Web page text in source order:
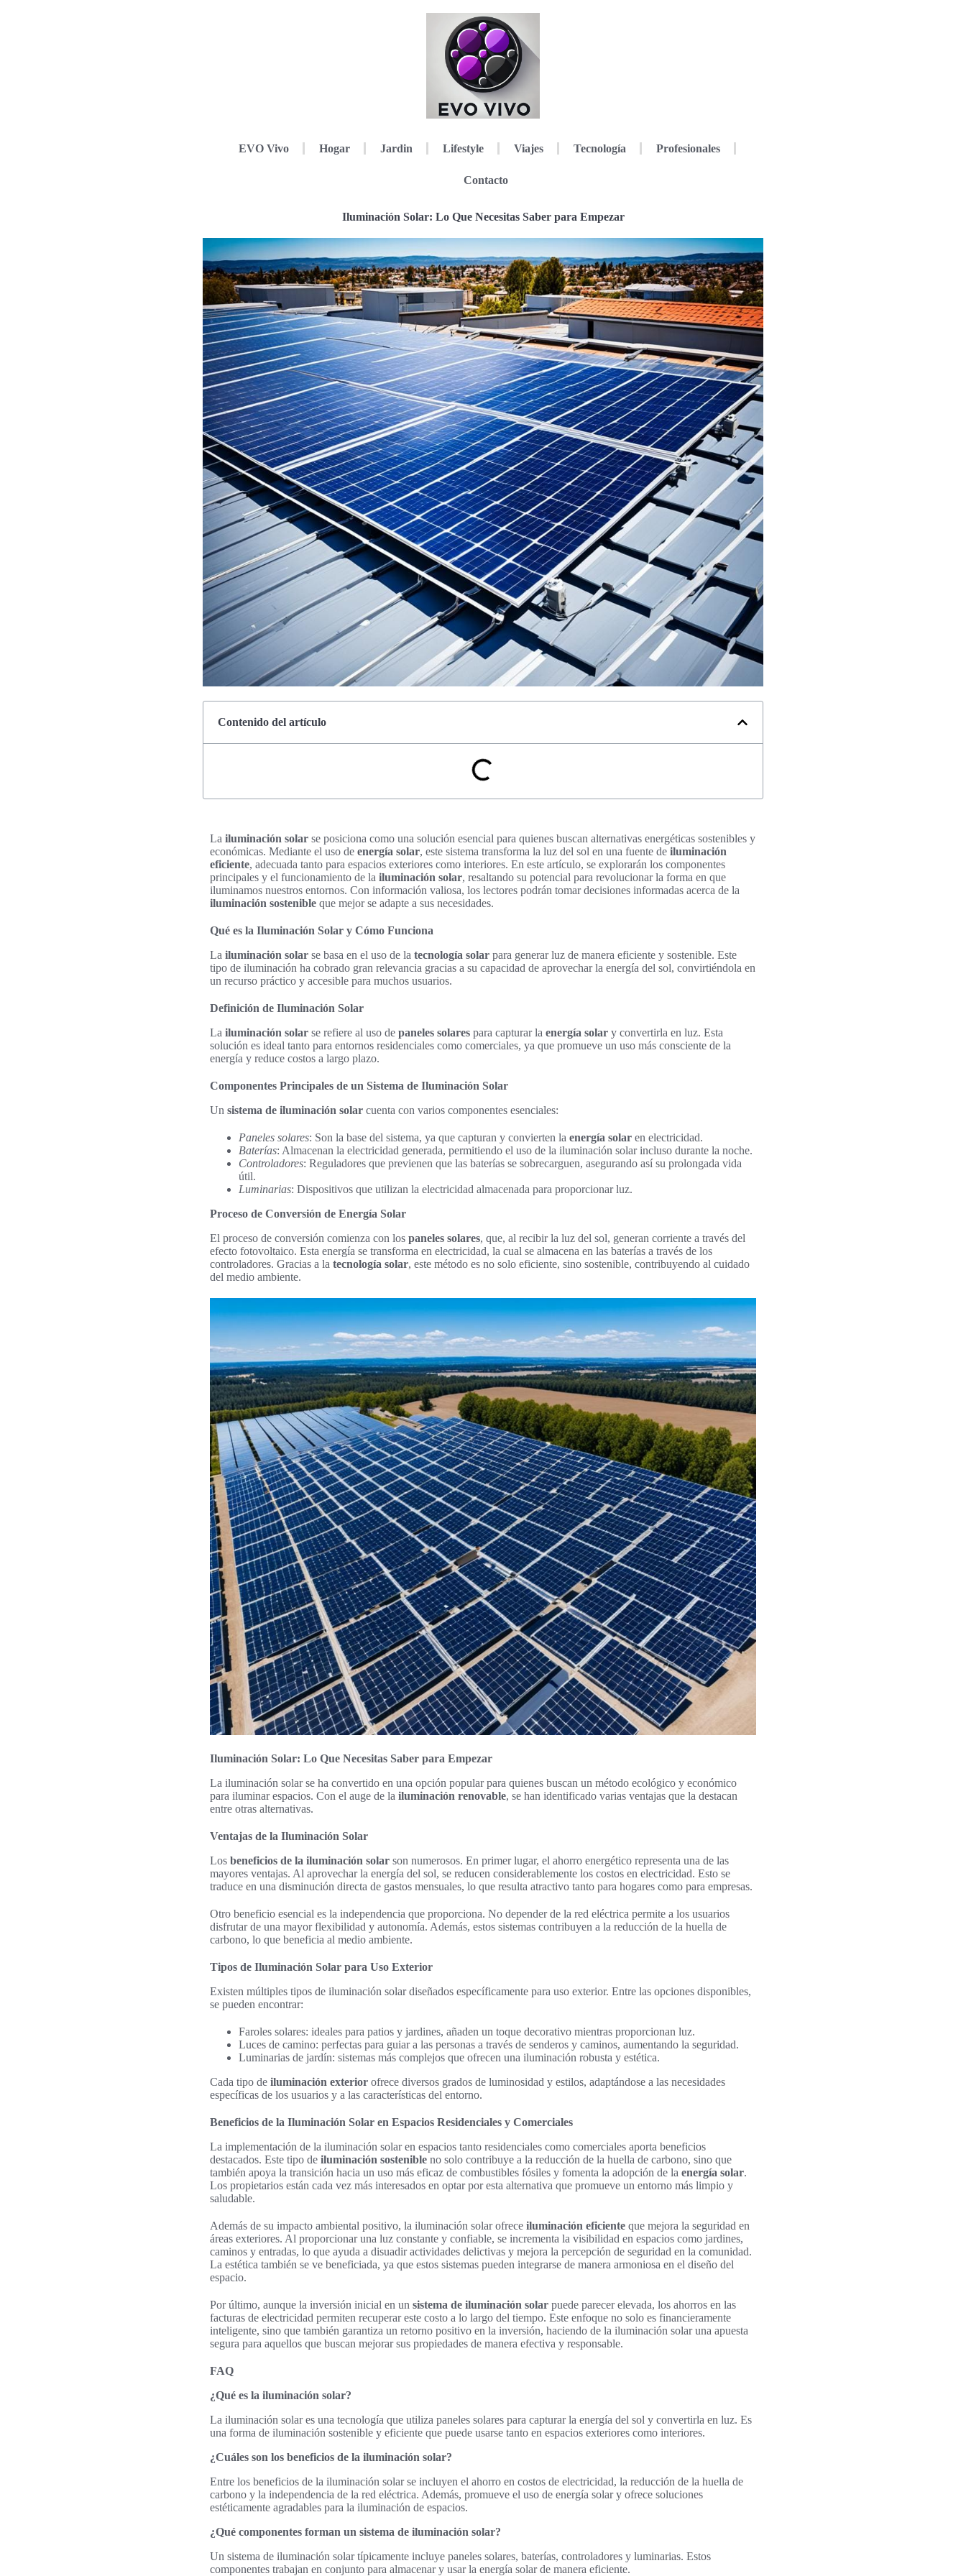
EVO Vivo Hogar Jardin Lifestyle Viajes Tecnología Profesionales
Contacto
Iluminación Solar: Lo Que Necesitas Saber para Empezar
Contenido del artículo
La iluminación solar se posiciona como una solución esencial para quienes buscan alternativas energéticas sostenibles y
económicas. Mediante el uso de energía solar, este sistema transforma la luz del sol en una fuente de iluminación
eficiente, adecuada tanto para espacios exteriores como interiores. En este artículo, se explorarán los componentes
principales y el funcionamiento de la iluminación solar, resaltando su potencial para revolucionar la forma en que
iluminamos nuestros entornos. Con información valiosa, los lectores podrán tomar decisiones informadas acerca de la
iluminación sostenible que mejor se adapte a sus necesidades.
Qué es la Iluminación Solar y Cómo Funciona
La iluminación solar se basa en el uso de la tecnología solar para generar luz de manera eficiente y sostenible. Este
tipo de iluminación ha cobrado gran relevancia gracias a su capacidad de aprovechar la energía del sol, convirtiéndola en
un recurso práctico y accesible para muchos usuarios.
Definición de Iluminación Solar
La iluminación solar se refiere al uso de paneles solares para capturar la energía solar y convertirla en luz. Esta
solución es ideal tanto para entornos residenciales como comerciales, ya que promueve un uso más consciente de la
energía y reduce costos a largo plazo.
Componentes Principales de un Sistema de Iluminación Solar
Un sistema de iluminación solar cuenta con varios componentes esenciales:
Paneles solares: Son la base del sistema, ya que capturan y convierten la energía solar en electricidad.
Baterías: Almacenan la electricidad generada, permitiendo el uso de la iluminación solar incluso durante la noche.
Controladores: Reguladores que previenen que las baterías se sobrecarguen, asegurando así su prolongada vida
útil.
Luminarias: Dispositivos que utilizan la electricidad almacenada para proporcionar luz.
Proceso de Conversión de Energía Solar
El proceso de conversión comienza con los paneles solares, que, al recibir la luz del sol, generan corriente a través del
efecto fotovoltaico. Esta energía se transforma en electricidad, la cual se almacena en las baterías a través de los
controladores. Gracias a la tecnología solar, este método es no solo eficiente, sino sostenible, contribuyendo al cuidado
del medio ambiente.
Iluminación Solar: Lo Que Necesitas Saber para Empezar
La iluminación solar se ha convertido en una opción popular para quienes buscan un método ecológico y económico
para iluminar espacios. Con el auge de la iluminación renovable, se han identificado varias ventajas que la destacan
entre otras alternativas.
Ventajas de la Iluminación Solar
Los beneficios de la iluminación solar son numerosos. En primer lugar, el ahorro energético representa una de las
mayores ventajas. Al aprovechar la energía del sol, se reducen considerablemente los costos en electricidad. Esto se
traduce en una disminución directa de gastos mensuales, lo que resulta atractivo tanto para hogares como para empresas.
Otro beneficio esencial es la independencia que proporciona. No depender de la red eléctrica permite a los usuarios
disfrutar de una mayor flexibilidad y autonomía. Además, estos sistemas contribuyen a la reducción de la huella de
carbono, lo que beneficia al medio ambiente.
Tipos de Iluminación Solar para Uso Exterior
Existen múltiples tipos de iluminación solar diseñados específicamente para uso exterior. Entre las opciones disponibles,
se pueden encontrar:
Faroles solares: ideales para patios y jardines, añaden un toque decorativo mientras proporcionan luz.
Luces de camino: perfectas para guiar a las personas a través de senderos y caminos, aumentando la seguridad.
Luminarias de jardín: sistemas más complejos que ofrecen una iluminación robusta y estética.
Cada tipo de iluminación exterior ofrece diversos grados de luminosidad y estilos, adaptándose a las necesidades
específicas de los usuarios y a las características del entorno.
Beneficios de la Iluminación Solar en Espacios Residenciales y Comerciales
La implementación de la iluminación solar en espacios tanto residenciales como comerciales aporta beneficios
destacados. Este tipo de iluminación sostenible no solo contribuye a la reducción de la huella de carbono, sino que
también apoya la transición hacia un uso más eficaz de combustibles fósiles y fomenta la adopción de la energía solar.
Los propietarios están cada vez más interesados en optar por esta alternativa que promueve un entorno más limpio y
saludable.
Además de su impacto ambiental positivo, la iluminación solar ofrece iluminación eficiente que mejora la seguridad en
áreas exteriores. Al proporcionar una luz constante y confiable, se incrementa la visibilidad en espacios como jardines,
caminos y entradas, lo que ayuda a disuadir actividades delictivas y mejora la percepción de seguridad en la comunidad.
La estética también se ve beneficiada, ya que estos sistemas pueden integrarse de manera armoniosa en el diseño del
espacio.
Por último, aunque la inversión inicial en un sistema de iluminación solar puede parecer elevada, los ahorros en las
facturas de electricidad permiten recuperar este costo a lo largo del tiempo. Este enfoque no solo es financieramente
inteligente, sino que también garantiza un retorno positivo en la inversión, haciendo de la iluminación solar una apuesta
segura para aquellos que buscan mejorar sus propiedades de manera efectiva y responsable.
FAQ
¿Qué es la iluminación solar?
La iluminación solar es una tecnología que utiliza paneles solares para capturar la energía del sol y convertirla en luz. Es
una forma de iluminación sostenible y eficiente que puede usarse tanto en espacios exteriores como interiores.
¿Cuáles son los beneficios de la iluminación solar?
Entre los beneficios de la iluminación solar se incluyen el ahorro en costos de electricidad, la reducción de la huella de
carbono y la independencia de la red eléctrica. Además, promueve el uso de energía solar y ofrece soluciones
estéticamente agradables para la iluminación de espacios.
¿Qué componentes forman un sistema de iluminación solar?
Un sistema de iluminación solar típicamente incluye paneles solares, baterías, controladores y luminarias. Estos
componentes trabajan en conjunto para almacenar y usar la energía solar de manera eficiente.